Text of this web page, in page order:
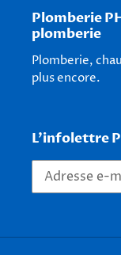
Plomberie
plomberie
Plomberie,
plus encore.
L'infolettre